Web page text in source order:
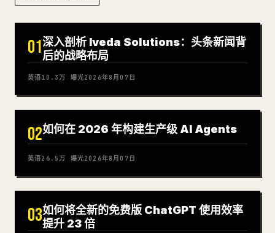
01深入剖析 Iveda Solutions：头条新闻背
后的战略布局
英语10.3万 曝光2026年8月07日
02如何在 2026 年构建生产级 AI Agents
英语26.5万 曝光2026年8月07日
03如何将全新的免费版 ChatGPT 使用效率
提升 23 倍